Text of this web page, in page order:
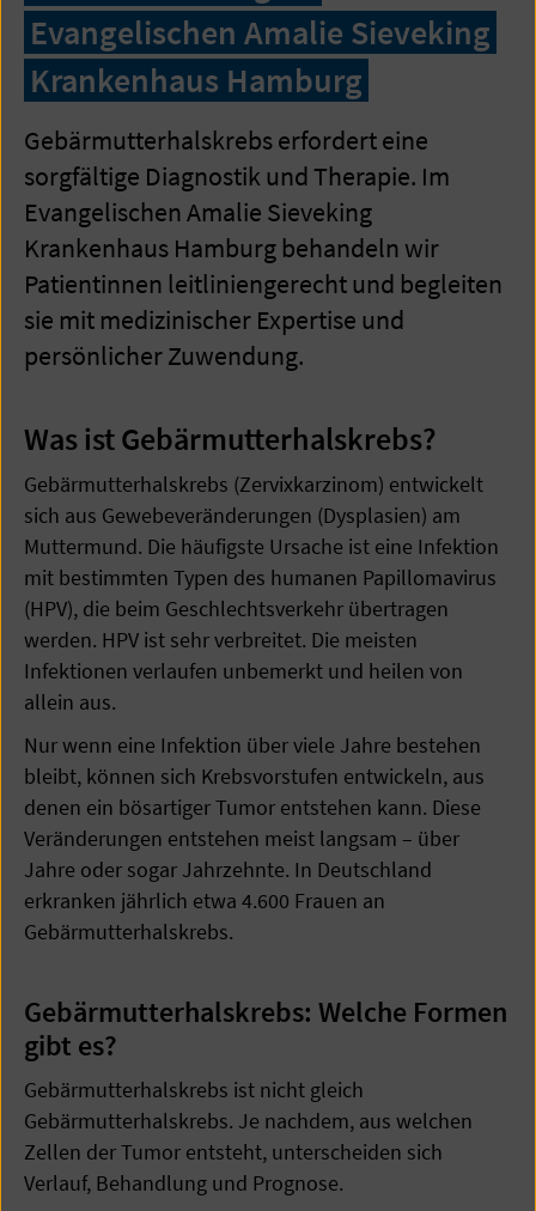
Evangelischen Amalie Sieveking
Krankenhaus Hamburg
Gebärmutterhalskrebs erfordert eine
sorgfältige Diagnostik und Therapie. Im
Evangelischen Amalie Sieveking
Krankenhaus Hamburg behandeln wir
Patientinnen leitliniengerecht und begleiten
sie mit medizinischer Expertise und
persönlicher Zuwendung.
Was ist Gebärmutterhalskrebs?
Gebärmutterhalskrebs (Zervixkarzinom) entwickelt
sich aus Gewebeveränderungen (Dysplasien) am
Muttermund. Die häufigste Ursache ist eine Infektion
mit bestimmten Typen des humanen Papillomavirus
(HPV), die beim Geschlechtsverkehr übertragen
werden. HPV ist sehr verbreitet. Die meisten
Infektionen verlaufen unbemerkt und heilen von
allein aus.
Nur wenn eine Infektion über viele Jahre bestehen
bleibt, können sich Krebsvorstufen entwickeln, aus
denen ein bösartiger Tumor entstehen kann. Diese
Veränderungen entstehen meist langsam – über
Jahre oder sogar Jahrzehnte. In Deutschland
erkranken jährlich etwa 4.600 Frauen an
Gebärmutterhalskrebs.
Gebärmutterhalskrebs: Welche Formen
gibt es?
Gebärmutterhalskrebs ist nicht gleich
Gebärmutterhalskrebs. Je nachdem, aus welchen
Zellen der Tumor entsteht, unterscheiden sich
Verlauf, Behandlung und Prognose.